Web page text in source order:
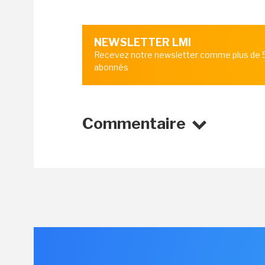
NEWSLETTER LMI
Recevez notre newsletter comme plus
abonnés
Commentaire